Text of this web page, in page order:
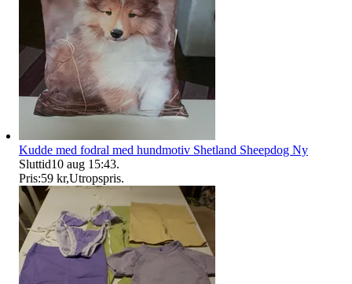
Kudde med fodral med hundmotiv Shetland Sheepdog Ny
Sluttid10 aug 15:43.
Pris:59 kr,Utropspris.